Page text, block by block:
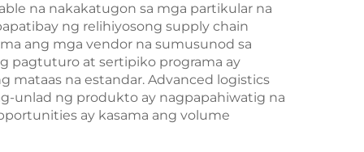
na nakakatugon sa mga partikular na
ng relihiyosong supply chain
ang mga vendor na sumusunod sa
pagtuturo at sertipiko programa ay
na estandar. Advanced logistics
unlad ng produkto ay nagpapahiwatig na
ay kasama ang volume